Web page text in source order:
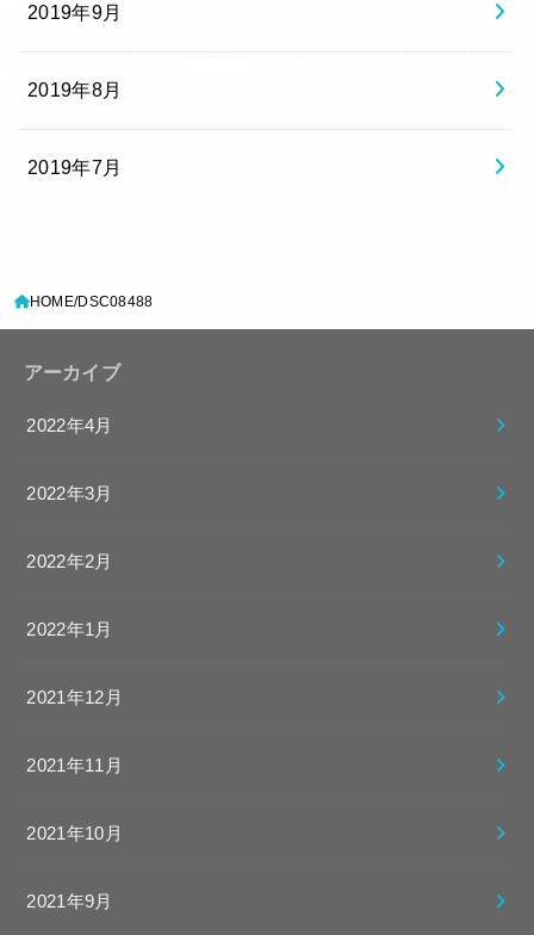
2019年9月
2019年8月
2019年7月
HOME DSC08488
アーカイブ
2022年4月
2022年3月
2022年2月
2022年1月
2021年12月
2021年11月
2021年10月
2021年9月